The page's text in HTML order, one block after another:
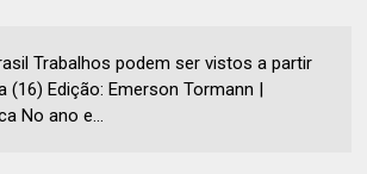
Trabalhos podem ser vistos a partir
(16) Edição: Emerson Tormann |
No ano e...